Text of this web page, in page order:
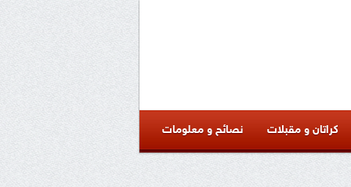
كراتان و مقبلات نصائح و معلومات